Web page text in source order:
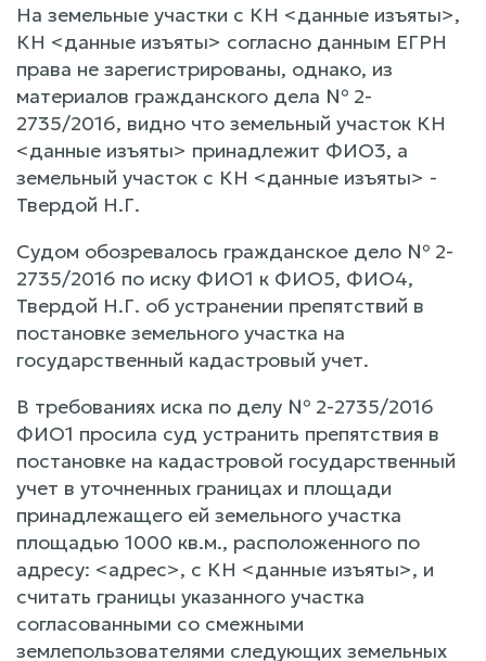
На земельные участки с КН <данные изъяты>,
КН <данные изъяты> согласно данным ЕГРН
права не зарегистрированы, однако, из
материалов гражданского дела № 2-
2735/2016, видно что земельный участок КН
<данные изъяты> принадлежит ФИО3, а
земельный участок с КН <данные изъяты> -
Твердой Н.Г.
Судом обозревалось гражданское дело № 2-
2735/2016 по иску ФИО1 к ФИО5, ФИО4,
Твердой Н.Г. об устранении препятствий в
постановке земельного участка на
государственный кадастровый учет.
В требованиях иска по делу № 2-2735/2016
ФИО1 просила суд устранить препятствия в
постановке на кадастровой государственный
учет в уточненных границах и площади
принадлежащего ей земельного участка
площадью 1000 кв.м., расположенного по
адресу: <адрес>, с КН <данные изъяты>, и
считать границы указанного участка
согласованными со смежными
землепользователями следующих земельных